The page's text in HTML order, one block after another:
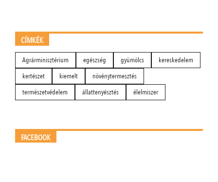
CÍMKÉK
Agrárminisztérium egészség gyümölcs
kereskedelem
kertészet
kiemelt
növénytermesztés
természetvédelem
állattenyésztés élelmiszer
FACEBOOK